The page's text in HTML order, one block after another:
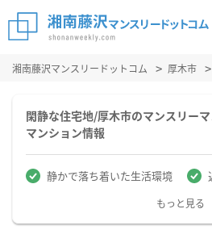
湘南藤沢マンスリードットコム 厚木市
閑静な住宅地/厚木市のマンスリー
マンション情報
静かで落ち着いた生活環境
もっと見る